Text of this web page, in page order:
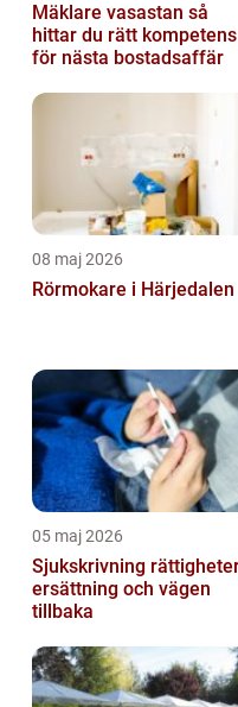
Mäklare vasastan så
hittar du rätt kompetens
för nästa bostadsaffär
08 maj 2026
Rörmokare i Härjedalen
05 maj 2026
Sjukskrivning rättigheter,
ersättning och vägen
tillbaka